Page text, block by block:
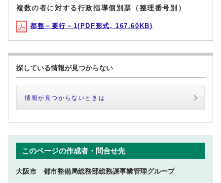
複数の者に対する行政指導個別票（整理番号別）
都整－要行－1(PDF形式, 167.60KB)
探している情報が見つからない
情報が見つからないときは
このページの作成者・問合せ先
大阪市 都市整備局総務部総務課事業管理グループ